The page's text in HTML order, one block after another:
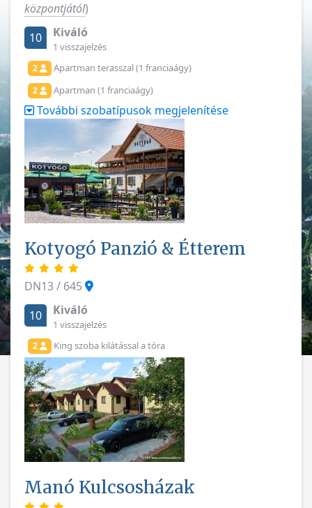
központjától)
10
Kiváló
1 visszajelzés
2 Apartman terasszal (1 franciaágy)
2 Apartman (1 franciaágy)
További szobatípusok megjelenítése
Kotyogó Panzió & Étterem
DN13 / 645
10
Kiváló
1 visszajelzés
2 King szoba kilátással a tóra
Manó Kulcsosházak